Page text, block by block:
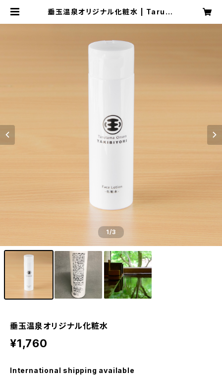
垂玉温泉オリジナル化粧水 | Taruta
1/3
垂玉温泉オリジナル化粧水
¥1,760
International shipping available